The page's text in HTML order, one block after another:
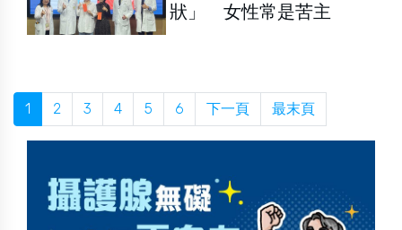
狀」 女性常是苦主
1 2 3 4 5 6 下一頁 最末頁